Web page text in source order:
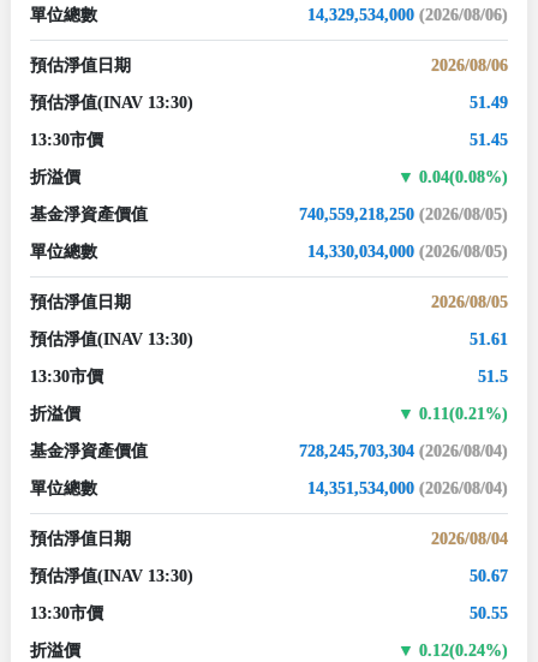
單位總數 14,329,534,000 (2026/08/06)
預估淨值日期 2026/08/06
預估淨值(INAV 13:30) 51.49
13:30市價 51.45
折溢價 0.04(0.08%)
基金淨資產價值 740,559,218,250 (2026/08/05)
單位總數 14,330,034,000 (2026/08/05)
預估淨值日期 2026/08/05
預估淨值(INAV 13:30) 51.61
13:30市價 51.5
折溢價 0.11(0.21%)
基金淨資產價值 728,245,703,304 (2026/08/04)
單位總數 14,351,534,000 (2026/08/04)
預估淨值日期 2026/08/04
預估淨值(INAV 13:30) 50.67
13:30市價 50.55
折溢價 0.12(0.24%)